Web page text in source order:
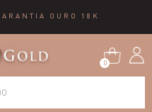
OURO 18K
0